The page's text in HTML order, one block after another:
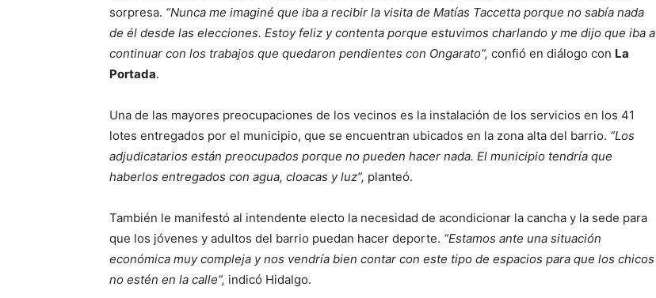
sorpresa. “Nunca me imaginé que iba a recibir la visita de Matías Taccetta porque no sabía nada
de él desde las elecciones. Estoy feliz y contenta porque estuvimos charlando y me dijo que iba a
continuar con los trabajos que quedaron pendientes con Ongarato”, confió en diálogo con La
Portada.
Una de las mayores preocupaciones de los vecinos es la instalación de los servicios en los 41
lotes entregados por el municipio, que se encuentran ubicados en la zona alta del barrio. “Los
adjudicatarios están preocupados porque no pueden hacer nada. El municipio tendría que
haberlos entregados con agua, cloacas y luz”, planteó.
También le manifestó al intendente electo la necesidad de acondicionar la cancha y la sede para
que los jóvenes y adultos del barrio puedan hacer deporte. “Estamos ante una situación
económica muy compleja y nos vendría bien contar con este tipo de espacios para que los chicos
no estén en la calle”, indicó Hidalgo.